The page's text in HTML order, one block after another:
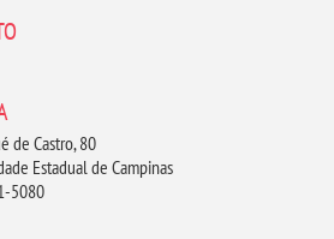
de Castro, 80
Estadual de Campinas
5080